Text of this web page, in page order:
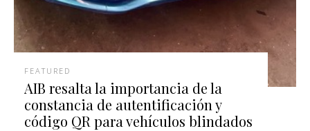
FEATURED
AIB resalta la importancia de la
constancia de autentificación y
código QR para vehículos blindados